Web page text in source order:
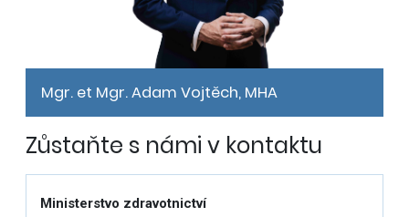
Mgr. et Mgr. Adam Vojtěch, MHA
Zůstaňte s námi v kontaktu
Ministerstvo zdravotnictví